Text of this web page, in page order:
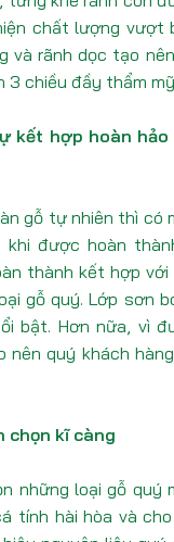
chất lượng vượt
và rãnh dọc tạo
3 chiều đầy thẩm
kết hợp hoàn hảo
gỗ tự nhiên thì có
được hoàn
thành kết hợp với
gỗ quý. Lớp sơn
bật. Hơn nữa, vì
nên quý khách
chọn kĩ càng
những loại gỗ quý
tính hài hòa và